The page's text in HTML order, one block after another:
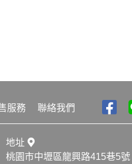
服務 聯絡我們
地址
桃園市中壢區龍興路415巷5號